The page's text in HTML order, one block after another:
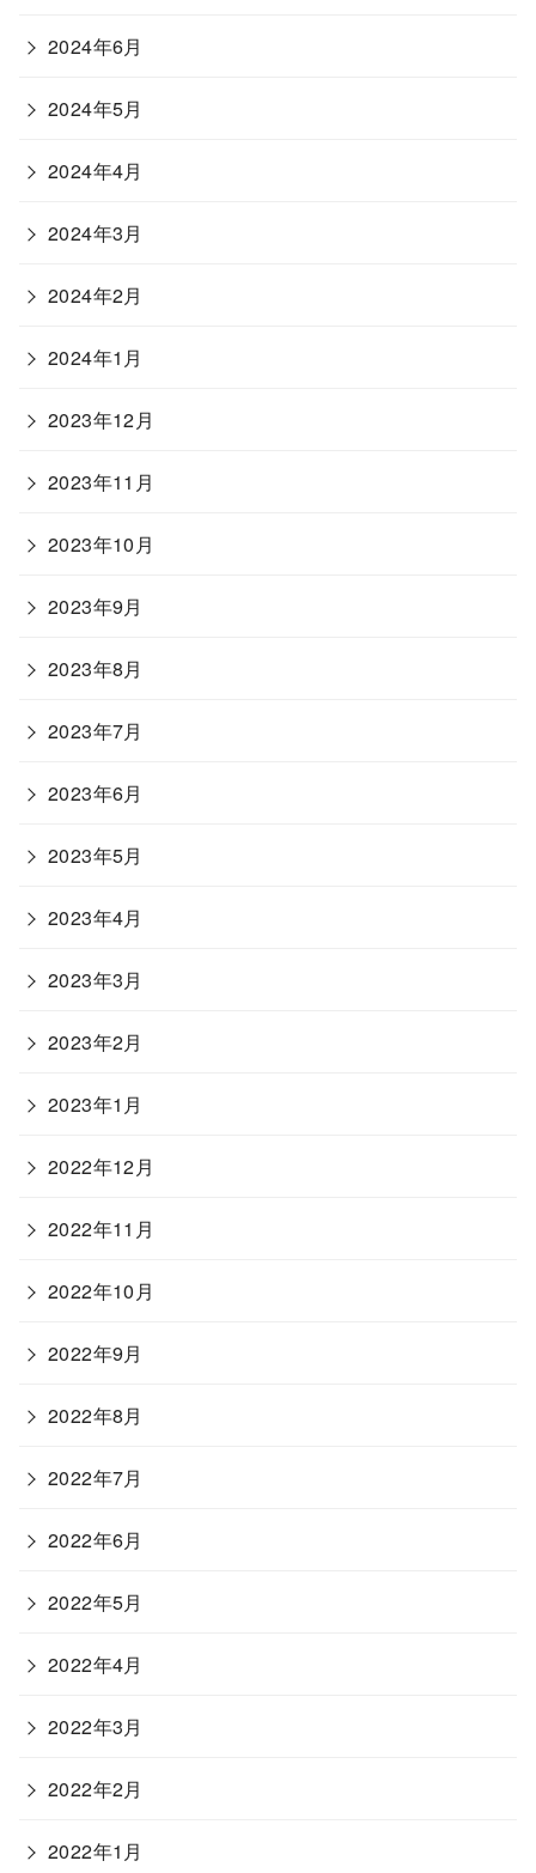
2024年6月
2024年5月
2024年4月
2024年3月
2024年2月
2024年1月
2023年12月
2023年11月
2023年10月
2023年9月
2023年8月
2023年7月
2023年6月
2023年5月
2023年4月
2023年3月
2023年2月
2023年1月
2022年12月
2022年11月
2022年10月
2022年9月
2022年8月
2022年7月
2022年6月
2022年5月
2022年4月
2022年3月
2022年2月
2022年1月